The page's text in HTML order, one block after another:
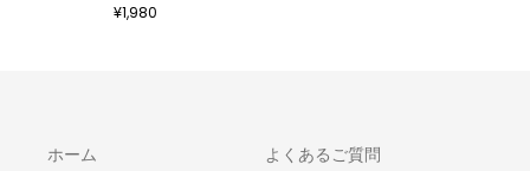
¥1,980
ホーム
よくあるご質問